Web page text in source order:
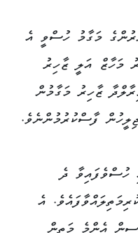
މަގާމު ހުސްވީ އެ
މަހާޒް އަލީ ޒާހިރު
ޒާހިރު މަގާމުން
ފާސްކުރުމުންނެވެ.
ހުސްވެފައިވާ ދެ
ވަނީ ކުރިމަތިލައްވާފައެވެ. އެ